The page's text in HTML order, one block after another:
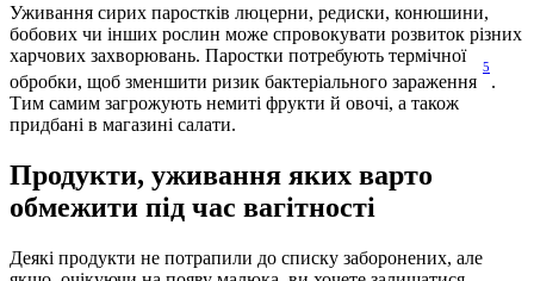
Уживання сирих паростків люцерни, редиски, конюшини,
бобових чи інших рослин може спровокувати розвиток різних
харчових захворювань. Паростки потребують термічної
обробки, щоб зменшити ризик бактеріального зараження
5
.
Тим самим загрожують немиті фрукти й овочі, а також
придбані в магазині салати.
Продукти, уживання яких варто
обмежити під час вагітності
Деякі продукти не потрапили до списку заборонених, але